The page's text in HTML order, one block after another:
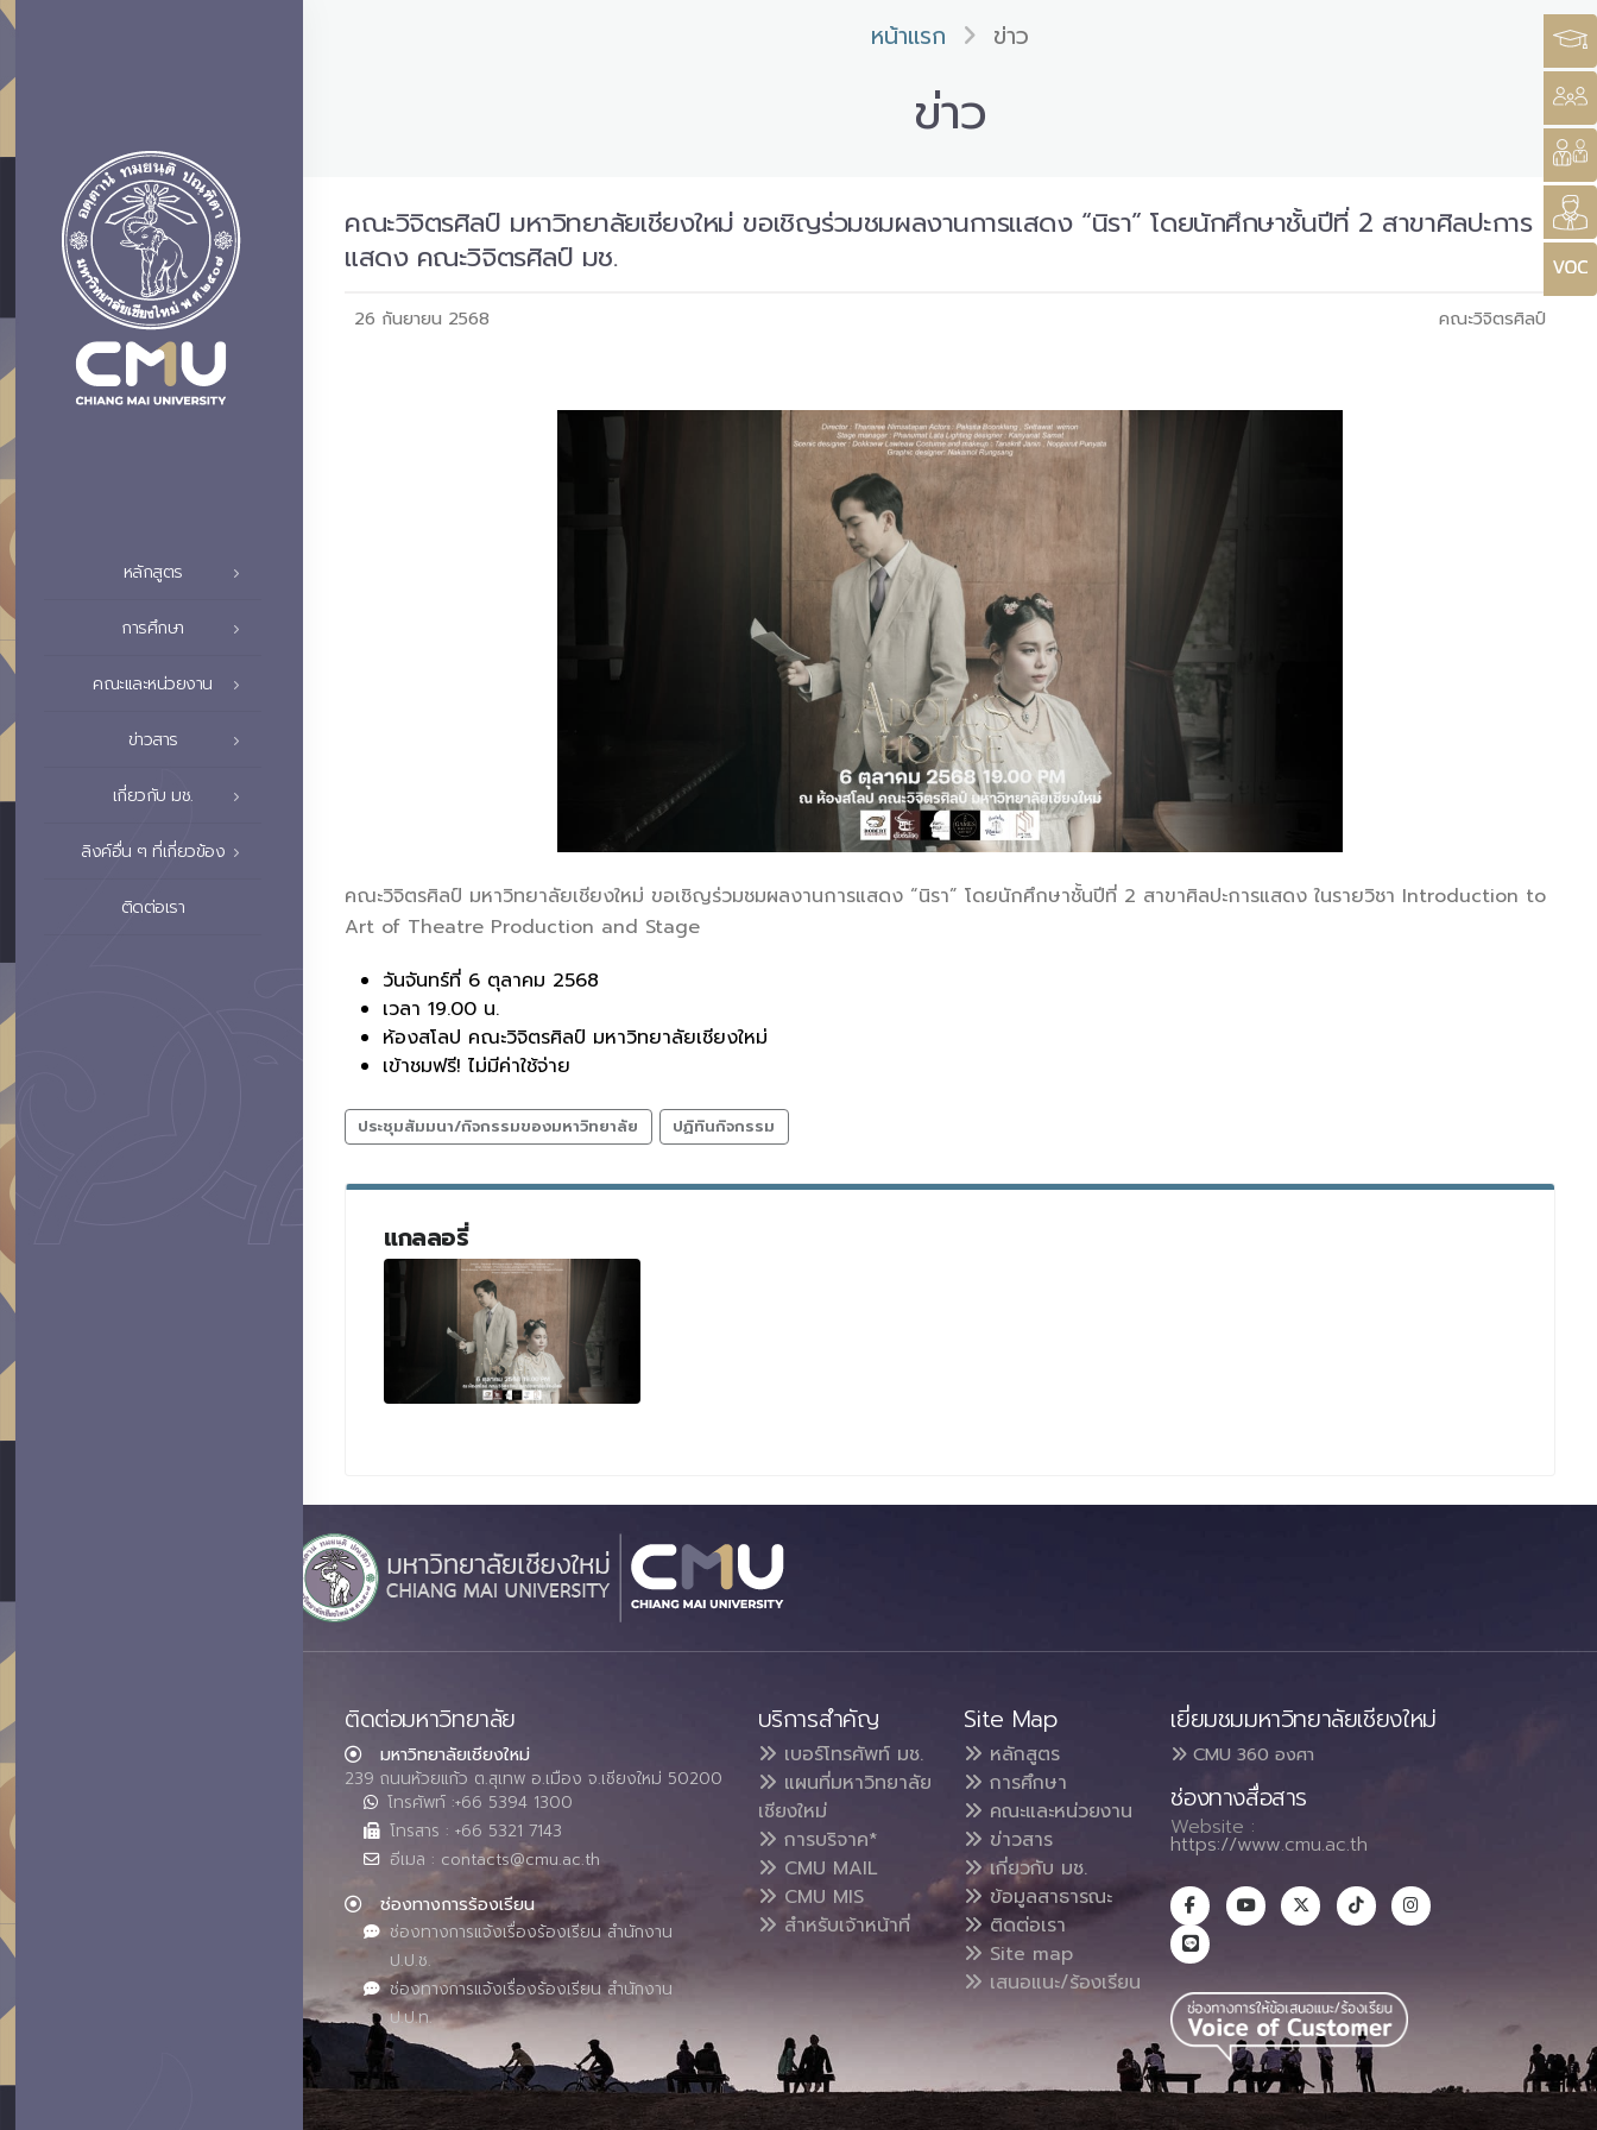
หลักสูตร
การศึกษา
คณะและหน่วยงาน
ข่าวสาร
เกี่ยวกับ มช.
ลิงค์อื่น ๆ ที่เกี่ยวข้อง
ติดต่อเรา
หน้าแรก ข่าว
ข่าว
คณะวิจิตรศิลป์ มหาวิทยาลัยเชียงใหม่ ขอเชิญร่วมชมผลงานการแสดง “นิรา” โดยนักศึกษาชั้นปีที่ 2 สาขาศิลปะการ
แสดง คณะวิจิตรศิลป์ มช.
26 กันยายน 2568 คณะวิจิตรศิลป์
คณะวิจิตรศิลป์ มหาวิทยาลัยเชียงใหม่ ขอเชิญร่วมชมผลงานการแสดง “นิรา” โดยนักศึกษาชั้นปีที่ 2 สาขาศิลปะการแสดง ในรายวิชา Introduction to
Art of Theatre Production and Stage
วันจันทร์ที่ 6 ตุลาคม 2568
เวลา 19.00 น.
ห้องสโลป คณะวิจิตรศิลป์ มหาวิทยาลัยเชียงใหม่
เข้าชมฟรี! ไม่มีค่าใช้จ่าย
ประชุมสัมมนา/กิจกรรมของมหาวิทยาลัย ปฏิทินกิจกรรม
แกลลอรี่
ติดต่อมหาวิทยาลัย
มหาวิทยาลัยเชียงใหม่
239 ถนนห้วยแก้ว ต.สุเทพ อ.เมือง จ.เชียงใหม่ 50200
โทรศัพท์ :+66 5394 1300
โทรสาร : +66 5321 7143
อีเมล : contacts@cmu.ac.th
ช่องทางการร้องเรียน
ช่องทางการแจ้งเรื่องร้องเรียน สำนักงาน
ป.ป.ช.
ช่องทางการแจ้งเรื่องร้องเรียน สำนักงาน
ป.ป.ท.
บริการสำคัญ
เบอร์โทรศัพท์ มช.
แผนที่มหาวิทยาลัย
เชียงใหม่
การบริจาค*
CMU MAIL
CMU MIS
สำหรับเจ้าหน้าที่
Site Map
หลักสูตร
การศึกษา
คณะและหน่วยงาน
ข่าวสาร
เกี่ยวกับ มช.
ข้อมูลสาธารณะ
ติดต่อเรา
Site map
เสนอแนะ/ร้องเรียน
เยี่ยมชมมหาวิทยาลัยเชียงใหม่
CMU 360 องศา
ช่องทางสื่อสาร
Website :
https://www.cmu.ac.th